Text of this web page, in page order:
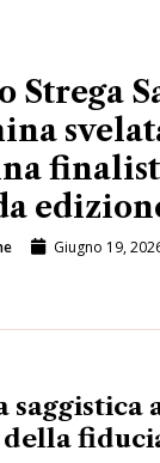
Strega
Giugno 19,
saggistica
della